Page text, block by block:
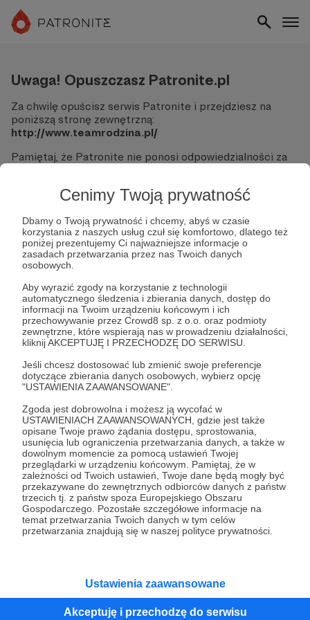
Cenimy Twoją prywatność
Dbamy o Twoją prywatność i chcemy, abyś w czasie
korzystania z naszych usług czuł się komfortowo, dlatego też
poniżej prezentujemy Ci najważniejsze informacje o
zasadach przetwarzania przez nas Twoich danych
osobowych.
Aby wyrazić zgody na korzystanie z technologii
automatycznego śledzenia i zbierania danych, dostęp do
informacji na Twoim urządzeniu końcowym i ich
przechowywanie przez Crowd8 sp. z o.o. oraz podmioty
zewnętrzne, które wspierają nas w prowadzeniu działalności,
kliknij AKCEPTUJĘ I PRZECHODZĘ DO SERWISU.
Jeśli chcesz dostosować lub zmienić swoje preferencje
dotyczące zbierania danych osobowych, wybierz opcję
"USTAWIENIA ZAAWANSOWANE".
Zgoda jest dobrowolna i możesz ją wycofać w
USTAWIENIACH ZAAWANSOWANYCH, gdzie jest także
opisane Twoje prawo żądania dostępu, sprostowania,
usunięcia lub ograniczenia przetwarzania danych, a także w
dowolnym momencie za pomocą ustawień Twojej
przeglądarki w urządzeniu końcowym. Pamiętaj, że w
zależności od Twoich ustawień, Twoje dane będą mogły być
przekazywane do zewnętrznych odbiorców danych z państw
trzecich tj. z państw spoza Europejskiego Obszaru
Gospodarczego. Pozostałe szczegółowe informacje na
temat przetwarzania Twoich danych w tym celów
przetwarzania znajdują się w naszej polityce prywatności.
Ustawienia zaawansowane
Akceptuję i przechodzę do serwisu
Uwaga! Opuszczasz Patronite.pl
Za chwilę opuścisz serwis Patronite i przejdziesz na
poniższą stronę zewnętrzną:
http://www.teamrodzina.pl/
Pamiętaj, że Patronite nie ponosi odpowiedzialności za
Nie podawaj swoich danych logowania ani informacji
finansowych na podjerzanych stronach.
Sprawdź dokładnie adres URL, zanim klikniesz przycisk
"Tak, przejdź do strony".
Jeśli masz wątpliwości, wróć do Patronite i zweryfikuj
link.
Czy na pewno chcesz kontynuować?
Tak, przejdź do strony
Kategorie
O Patronite
Dodatkowe produkty
Pomoc
RegulaminPolityka prywatnościPatronite Commons
Unia Europejska